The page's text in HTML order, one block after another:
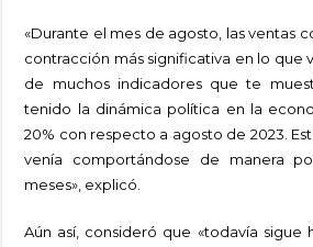
«Durante el mes de agosto, las ventas
contracción más significativa en lo que
de muchos indicadores que te
tenido la dinámica política en la
20% con respecto a agosto de 2023.
venía comportándose de manera
meses», explicó.
Aún así, consideró que «todavía sigue